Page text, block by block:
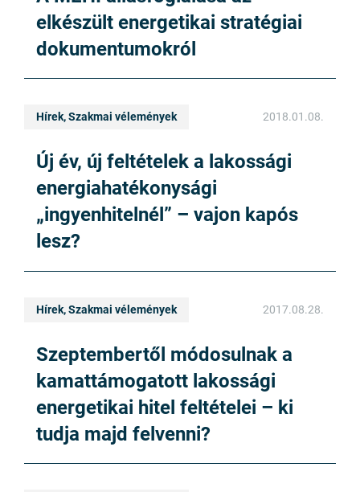
elkészült energetikai stratégiai
dokumentumokról
Hírek, Szakmai vélemények 2018.01.08.
Új év, új feltételek a lakossági
energiahatékonysági
„ingyenhitelnél” – vajon kapós
lesz?
Hírek, Szakmai vélemények 2017.08.28.
Szeptembertől módosulnak a
kamattámogatott lakossági
energetikai hitel feltételei – ki
tudja majd felvenni?